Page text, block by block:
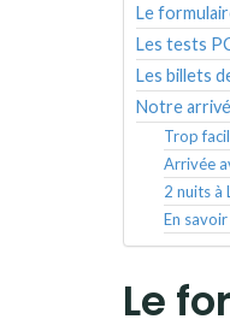
Le
Les tests
Les billets
Notre
Trop
Arrivée
2 nuits à
En
Le